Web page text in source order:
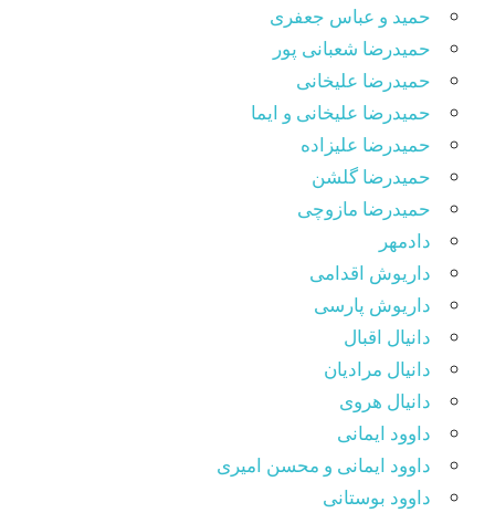
حمید و عباس جعفری
حمیدرضا شعبانی پور
حمیدرضا علیخانی
حمیدرضا علیخانی و ایما
حمیدرضا علیزاده
حمیدرضا گلشن
حمیدرضا مازوچی
دادمهر
داریوش اقدامی
داریوش پارسی
دانیال اقبال
دانیال مرادیان
دانیال هروی
داوود ایمانی
داوود ایمانی و محسن امیری
داوود بوستانی